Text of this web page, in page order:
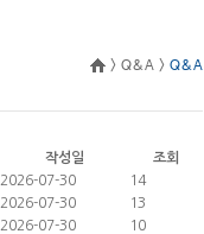
> Q&A > Q&A
작성일
조회
2026-07-30
14
2026-07-30
13
2026-07-30
10